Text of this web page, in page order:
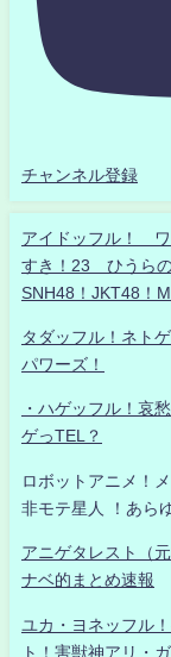
チャンネル登録
アイドッフル！
すき！23 ひうら
SNH48！JKT48！
タダッフル！ネト
パワーズ！
・ハゲッフル！哀
ゲっTEL？
ロボットアニメ！
非モテ星人 ！あら
アニゲタレスト（
ナベ的まとめ速報
ユカ・ヨネッフル
ト！害獣神アリ・